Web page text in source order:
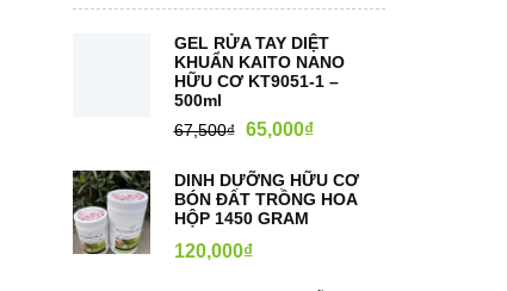
GEL RỬA TAY DIỆT
KHUẨN KAITO NANO
HỮU CƠ KT9051-1 –
500ml
67,500₫ 65,000₫
DINH DƯỠNG HỮU CƠ
BÓN ĐẤT TRỒNG HOA
HỘP 1450 GRAM
120,000₫